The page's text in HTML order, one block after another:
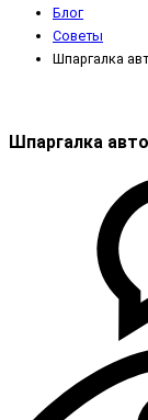
Блог
Советы
Шпаргалка
Шпаргалка